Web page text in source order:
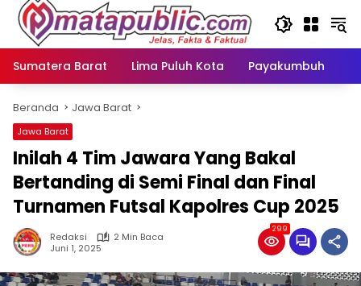
Langsung
konten
Sumatera Barat
Lima Puluh Kota Payakumbuh
Beranda Jawa Barat
Jawa Barat
Inilah 4 Tim Jawara Yang Bakal
Bertanding di Semi Final dan Final
Turnamen Futsal Kapolres Cup 2025
Redaksi
2 Min Baca
Juni 1, 2025
299